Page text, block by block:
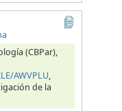
(CBPar),
AWVPLU,
de la